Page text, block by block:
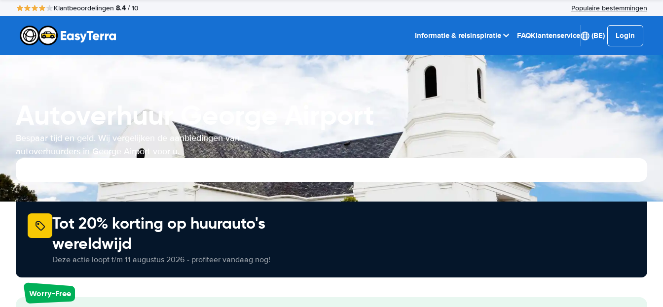
Klantbeoordelingen 8.4 / 10 Populaire bestemmingen
Informatie & reisinspiratie FAQKlantenservice (BE) Login
Autoverhuur George Airport
Bespaar tijd en geld. Wij vergelijken de aanbiedingen van
autoverhuurders in George Airport voor u.
Tot 20% korting op huurauto's
wereldwijd
Deze actie loopt t/m 11 augustus 2026 - profiteer vandaag nog!
Worry-Free